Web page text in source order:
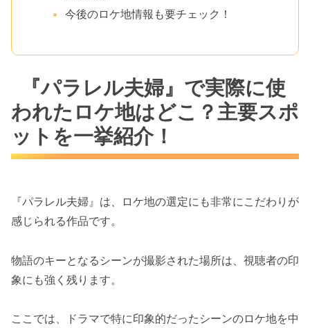
今後のロケ地情報も要チェック！
『パラレル夫婦』で実際に使
われたロケ地はどこ？主要スポ
ットを一挙紹介！
『パラレル夫婦』は、ロケ地の選定にも非常にこだわりが
感じられる作品です。
物語のキーとなるシーンが撮影された場所は、視聴者の印
象にも強く残ります。
ここでは、ドラマで特に印象的だったシーンのロケ地を中